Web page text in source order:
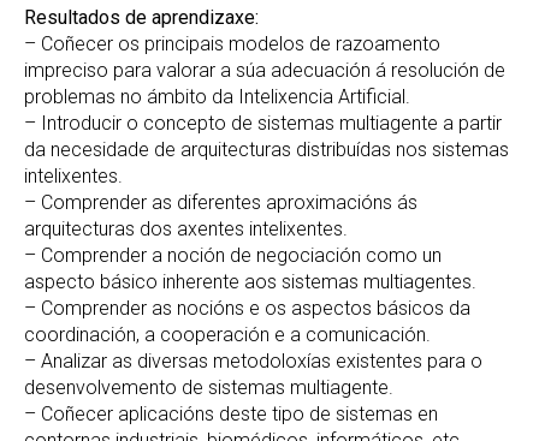
Resultados de aprendizaxe:
– Coñecer os principais modelos de razoamento
impreciso para valorar a súa adecuación á resolución de
problemas no ámbito da Intelixencia Artificial.
– Introducir o concepto de sistemas multiagente a partir
da necesidade de arquitecturas distribuídas nos sistemas
intelixentes.
– Comprender as diferentes aproximacións ás
arquitecturas dos axentes intelixentes.
– Comprender a noción de negociación como un
aspecto básico inherente aos sistemas multiagentes.
– Comprender as nocións e os aspectos básicos da
coordinación, a cooperación e a comunicación.
– Analizar as diversas metodoloxías existentes para o
desenvolvemento de sistemas multiagente.
– Coñecer aplicacións deste tipo de sistemas en